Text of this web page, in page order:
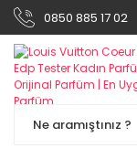
0850 885 17 02